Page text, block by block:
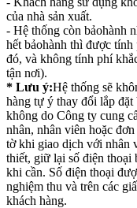
của nhà sản xuất.
- Hệ thống còn bảohành
hết bảohành thì được
đó, và không tính phí
tận nơi).
* Lưu ý:Hệ thống sẽ
hàng tự ý thay đổi lắp đặt
không do Công ty cung
nhân, nhân viên hoặc
tờ khi giao dịch với nhân
thiết, giữ lại số điện thoại
khi cần. Số điện thoại
nghiệm thu và trên các
khách hàng.